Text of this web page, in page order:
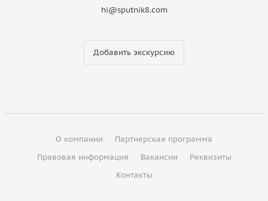
hi@sputnik8.com
Добавить экскурсию
О компании
Партнерская программа
Правовая информация
Вакансии
Реквизиты
Контакты